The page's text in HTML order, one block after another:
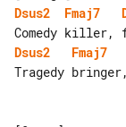
Dsus2
Fmaj7
Dsus2
Fmaj7
Tragedy